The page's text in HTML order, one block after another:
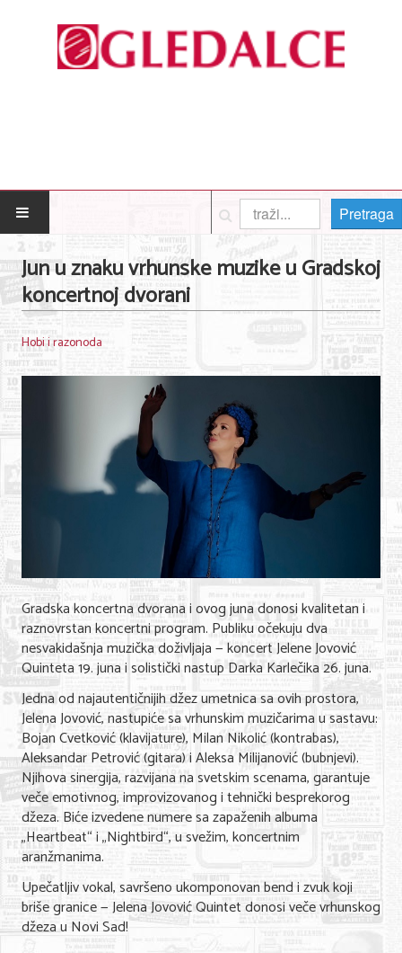
POČETNA
Posao
Usluge
Nega lica i tela
Sve za venčanje
Sve za decu
Zdravlje i medicina
Sport i rekreacija
Hobi i razonoda
ADRESAR
Posao
Usluge
Nega lica i tela
Shopping
Sve za venčanje
Sve za decu
Pretraga
Jun u znaku vrhunske muzike u Gradskoj
koncertnoj dvorani
Hobi i razonoda
Gradska koncertna dvorana i ovog juna donosi kvalitetan i
raznovrstan koncertni program. Publiku očekuju dva
nesvakidašnja muzička doživljaja — koncert Jelene Jovović
Quinteta 19. juna i solistički nastup Darka Karlečika 26. juna.
Jedna od najautentičnijih džez umetnica sa ovih prostora,
Jelena Jovović, nastupiće sa vrhunskim muzičarima u sastavu:
Bojan Cvetković (klavijature), Milan Nikolić (kontrabas),
Aleksandar Petrović (gitara) i Aleksa Milijanović (bubnjevi).
Njihova sinergija, razvijana na svetskim scenama, garantuje
veče emotivnog, improvizovanog i tehnički besprekorog
džeza. Biće izvedene numere sa zapaženih albuma
„Heartbeat“ i „Nightbird“, u svežim, koncertnim
aranžmanima.
Upečatljiv vokal, savršeno ukomponovan bend i zvuk koji
briše granice — Jelena Jovović Quintet donosi veče vrhunskog
džeza u Novi Sad!